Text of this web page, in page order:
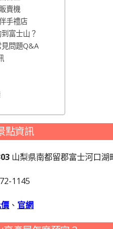
賣機
手禮店
富士山？
問題Q&A
點資訊
山梨県南都留郡富士河口湖
1145
、 官網